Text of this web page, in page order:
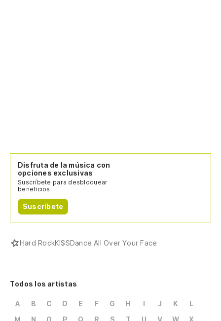
Disfruta de la música con
opciones exclusivas
Suscríbete para desbloquear
beneficios.
Suscríbete
Hard RockKISSDance All Over Your Face
Todos los artistas
A B C D E F G H I J K
L
M
N O P Q R S T U V W
X